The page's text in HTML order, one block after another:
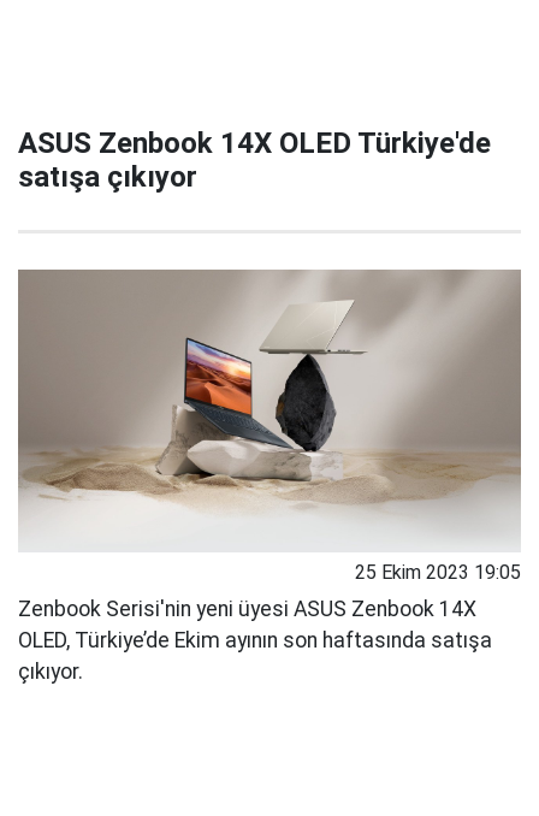
ASUS Zenbook 14X OLED Türkiye'de
satışa çıkıyor
25 Ekim 2023 19:05
Zenbook Serisi'nin yeni üyesi ASUS Zenbook 14X
OLED, Türkiye’de Ekim ayının son haftasında satışa
çıkıyor.